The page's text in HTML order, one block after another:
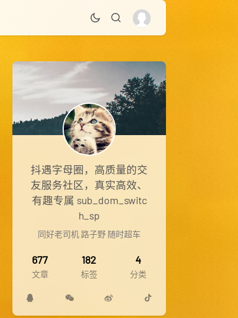
抖遇字母圈，高质量的交
友服务社区，真实高效、
有趣专属 sub_dom_switc
h_sp
同好老司机 路子野 随时超车
677
文章
182
标签
4
分类